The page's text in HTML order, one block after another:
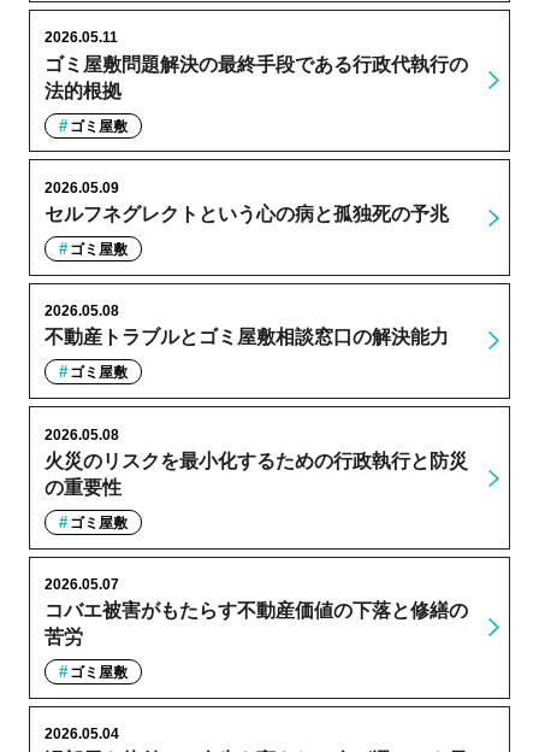
ゴミ屋敷問題解決の最終手段である行政代執行の
法的根拠
2026.05.11
ゴミ屋敷
セルフネグレクトという心の病と孤独死の予兆
2026.05.09
ゴミ屋敷
不動産トラブルとゴミ屋敷相談窓口の解決能力
2026.05.08
ゴミ屋敷
火災のリスクを最小化するための行政執行と防災
の重要性
2026.05.08
ゴミ屋敷
コバエ被害がもたらす不動産価値の下落と修繕の
苦労
2026.05.07
ゴミ屋敷
2026.05.04